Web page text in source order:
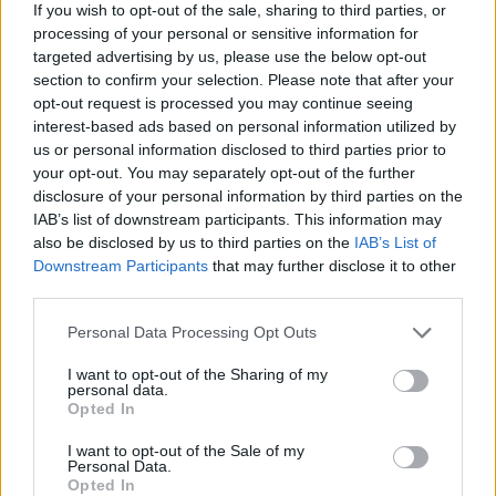
If you wish to opt-out of the sale, sharing to third parties, or
processing of your personal or sensitive information for
targeted advertising by us, please use the below opt-out
section to confirm your selection. Please note that after your
opt-out request is processed you may continue seeing
interest-based ads based on personal information utilized by
us or personal information disclosed to third parties prior to
your opt-out. You may separately opt-out of the further
disclosure of your personal information by third parties on the
IAB’s list of downstream participants. This information may
also be disclosed by us to third parties on the IAB’s List of
Downstream Participants that may further disclose it to other
Please note that this website/app uses one or more Google
not limited to your visit or usage behaviour. You may click to
grant or deny consent to Google and its third-party tags to
use your data for below specified purposes in below Google
consent section.
Personal Data Processing Opt Outs
I want to opt-out of the Sharing of my
personal data.
Opted In
I want to opt-out of the Sale of my
Personal Data.
Opted In
πρόγραμμα θητείας, αποκτούν την ιδιότητα του Δοκίμου
Έφεδρου Αξιωματικού ή Επίκουρου Σημαιοφόρου του
Πολεμικού Ναυτικού (Π.Ν.) και λαμβάνουν ως αμοιβή τον
μισθό του Δοκίμου Έφεδρου Αξιωματικού.
γ) Ειδικό πρόγραμμα θητείας για υποψήφιους
διδάκτορες. Τα Γενικά Επιτελεία προκηρύσσουν θέσεις
για υποψήφιους διδάκτορες ή ενδιαφερόμενους για
εκπόνηση διδακτορικής διατριβής, σε συγκεκριμένα
προγράμματα σπουδών τρίτου κύκλου με συγκεκριμένο
γνωστικό αντικείμενο, σε συνεργασία με Σχολές και
Τμήματα Ανώτατων Εκπαιδευτικών Ιδρυμάτων ή
Ανώτατα Στρατιωτικά Εκπαιδευτικά Ιδρύματα. Οι
σπουδών τρίτου κύκλου, μετά από την επιτυχή
ολοκλήρωση της ταχύρρυθμης απαιτούμενης
πρόγραμμα θητείας, αποκτούν την ιδιότητα του Δοκίμου
Εφέδρου Αξιωματικού ή Επίκουρου Σημαιοφόρου του